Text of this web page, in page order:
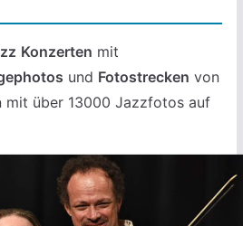
Konzerten mit
und Fotostrecken von
mit über 13000 Jazzfotos auf